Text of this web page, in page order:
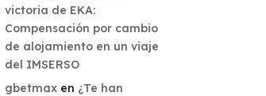
victoria de EKA:
Compensación por cambio
de alojamiento en un viaje
del IMSERSO
gbetmax en ¿Te han